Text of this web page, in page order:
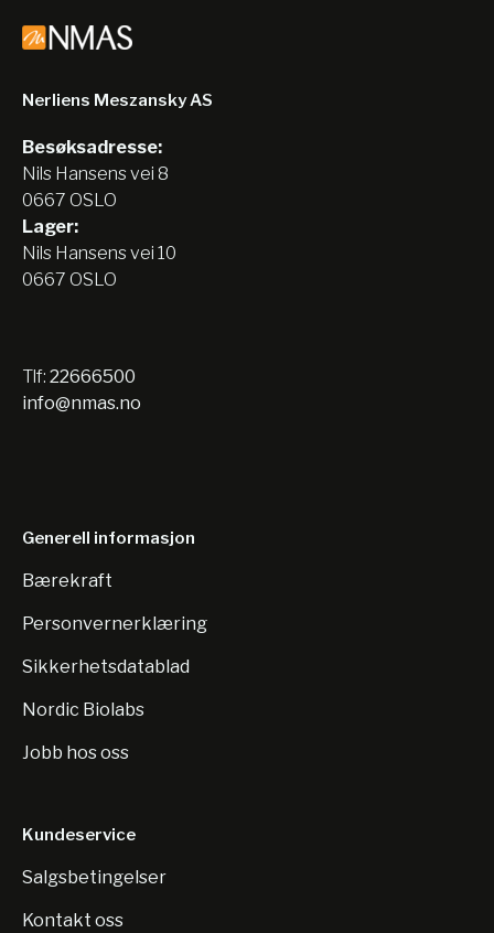
Nerliens Meszansky AS
Besøksadresse:
Nils Hansens vei 8
0667 OSLO
Lager:
Nils Hansens vei 10
0667 OSLO
Tlf: 22666500
info@nmas.no
Generell informasjon
Bærekraft
Personvernerklæring
Sikkerhetsdatablad
Nordic Biolabs
Jobb hos oss
Kundeservice
Salgsbetingelser
Kontakt oss